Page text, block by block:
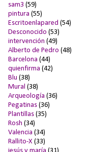
sam3 (59)
pintura (55)
Escritoenlapared (54)
Desconocido (53)
intervención (49)
Alberto de Pedro (48)
Barcelona (44)
quienfirma (42)
Blu (38)
Mural (38)
Arqueología (36)
Pegatinas (36)
Plantillas (35)
Rosh (34)
Valencia (34)
Rallito-X (33)